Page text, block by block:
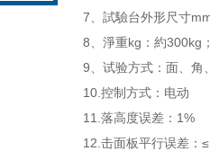
7、試驗台外形尺寸
8、淨重kg：約300kg
9、试验方式：面、角
10.控制方式：电动
11.落高度误差：1%
12.击面板平行误差：